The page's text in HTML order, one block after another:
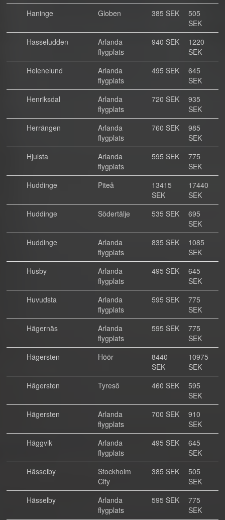
Haninge
Globen 385 SEK
505
SEK
Hasseludden
Arlanda
flygplats
940 SEK
1220
SEK
Helenelund
Arlanda
flygplats
495 SEK
645
SEK
Henriksdal
Arlanda
flygplats
720 SEK
935
SEK
Herrängen
Arlanda
flygplats
760 SEK
985
SEK
Hjulsta
Arlanda
flygplats
595 SEK
775
SEK
Huddinge
Piteå
13415
SEK
17440
SEK
Huddinge
Södertälje 535 SEK
695
SEK
Huddinge
Arlanda
flygplats
835 SEK
1085
SEK
Husby
Arlanda
flygplats
495 SEK
645
SEK
Huvudsta
Arlanda
flygplats
595 SEK
775
SEK
Hägernäs
Arlanda
flygplats
595 SEK
775
SEK
Hägersten
Höör
8440
SEK
10975
SEK
Hägersten
Tyresö 460 SEK
595
SEK
Hägersten
Arlanda
flygplats
700 SEK
910
SEK
Häggvik
Arlanda
flygplats
495 SEK
645
SEK
Hässelby
Stockholm
City
385 SEK
505
SEK
Hässelby
Arlanda
flygplats
595 SEK
775
SEK